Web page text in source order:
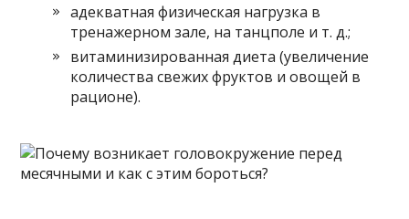
адекватная физическая нагрузка в
тренажерном зале, на танцполе и т. д.;
витаминизированная диета (увеличение
количества свежих фруктов и овощей в
рационе).